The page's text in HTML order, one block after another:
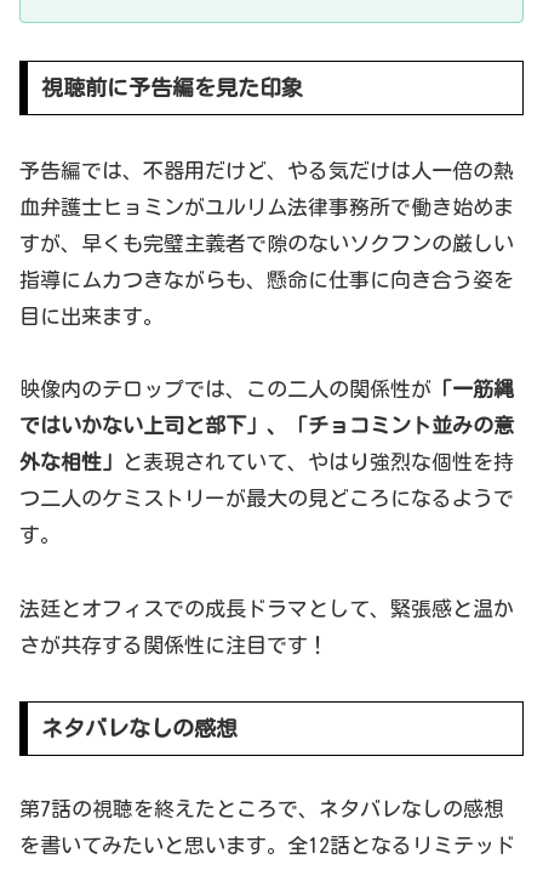
視聴前に予告編を見た印象
予告編では、不器用だけど、やる気だけは 人一倍の熱
血弁護士ヒョミンが ユルリム法律事務所で働き始めま
すが、早くも完璧主義者で隙のないソクフンの厳しい
指導にムカつきながらも、懸命に仕事に向き合う姿を
目に出来ます。
映像内のテロップでは、この二人の関係性が 「一筋縄
ではいかない上司と部下」、「チョコミント並みの意
外な相性」
と表現されていて、やはり強烈な個性を持
つ二人のケミストリーが最大の見どころになるようで
す。
法廷とオフィスでの成長ドラマとして、緊張感と温か
さが共存する関係性に注目です！
ネタバレなしの感想
第7話の視聴を終えたところで、ネタバレなしの感想
を書いてみたいと思います。全12話となるリミテッド